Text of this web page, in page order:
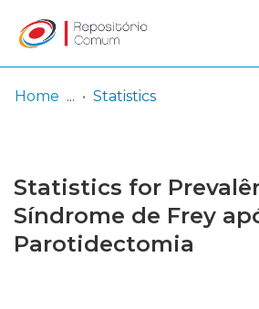
Browse repository
Entities
Log
In
(current)
Home Statistics
Statistics for
Síndrome de Frey
Parotidectomia